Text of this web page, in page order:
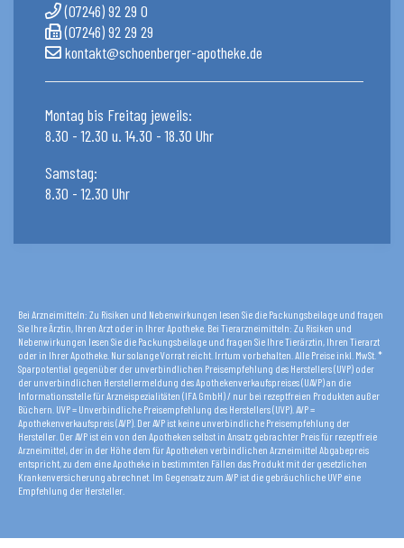
(07246) 92 29 0
(07246) 92 29 29
kontakt@schoenberger-apotheke.de
Montag bis Freitag jeweils:
8.30 - 12.30 u. 14.30 - 18.30 Uhr
Samstag:
8.30 - 12.30 Uhr
Bei Arzneimitteln: Zu Risiken und Nebenwirkungen lesen Sie die Packungsbeilage und fragen
Sie Ihre Ärztin, Ihren Arzt oder in Ihrer Apotheke. Bei Tierarzneimitteln: Zu Risiken und
Nebenwirkungen lesen Sie die Packungsbeilage und fragen Sie Ihre Tierärztin, Ihren Tierarzt
oder in Ihrer Apotheke. Nur solange Vorrat reicht. Irrtum vorbehalten. Alle Preise inkl. MwSt. *
Sparpotential gegenüber der unverbindlichen Preisempfehlung des Herstellers (UVP) oder
der unverbindlichen Herstellermeldung des Apothekenverkaufspreises (UAVP) an die
Informationsstelle für Arzneispezialitäten (IFA GmbH) / nur bei rezeptfreien Produkten außer
Büchern. UVP = Unverbindliche Preisempfehlung des Herstellers (UVP). AVP =
Apothekenverkaufspreis (AVP). Der AVP ist keine unverbindliche Preisempfehlung der
Hersteller. Der AVP ist ein von den Apotheken selbst in Ansatz gebrachter Preis für rezeptfreie
Arzneimittel, der in der Höhe dem für Apotheken verbindlichen Arzneimittel Abgabepreis
entspricht, zu dem eine Apotheke in bestimmten Fällen das Produkt mit der gesetzlichen
Krankenversicherung abrechnet. Im Gegensatz zum AVP ist die gebräuchliche UVP eine
Empfehlung der Hersteller.